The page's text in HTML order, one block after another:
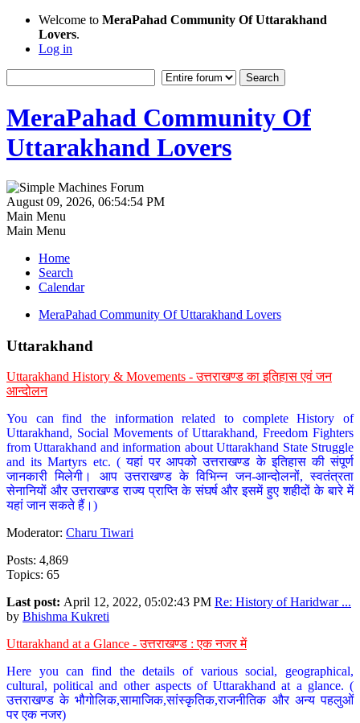
Welcome to MeraPahad Community Of Uttarakhand
Lovers.
Log in
MeraPahad Community Of
Uttarakhand Lovers
August 09, 2026, 06:54:54 PM
Main Menu
Main Menu
Home
Search
Calendar
MeraPahad Community Of Uttarakhand Lovers
Uttarakhand
Uttarakhand History & Movements - उत्तराखण्ड का इतिहास एवं जन
आन्दोलन
You can find the information related to complete History of
Uttarakhand, Social Movements of Uttarakhand, Freedom Fighters
from Uttarakhand and information about Uttarakhand State Struggle
and its Martyrs etc. ( यहां पर आपको उत्तराखण्ड के इतिहास की संपूर्ण
जानकारी मिलेगी। आप उत्तराखण्ड के विभिन्न जन-आन्दोलनों, स्वतंत्रता
सेनानियों और उत्तराखण्ड राज्य प्राप्ति के संघर्ष और इसमें हुए शहीदों के बारे में
यहां जान सकते हैं।)
Moderator: Charu Tiwari
Posts: 4,869
Topics: 65
Last post: April 12, 2022, 05:02:43 PM Re: History of Haridwar ...
by Bhishma Kukreti
Uttarakhand at a Glance - उत्तराखण्ड : एक नजर में
Here you can find the details of various social, geographical,
cultural, political and other aspects of Uttarakhand at a glance. (
उत्तराखण्ड के भौगोलिक,सामाजिक,सांस्कृतिक,राजनीतिक और अन्य पहलुओं
पर एक नजर)